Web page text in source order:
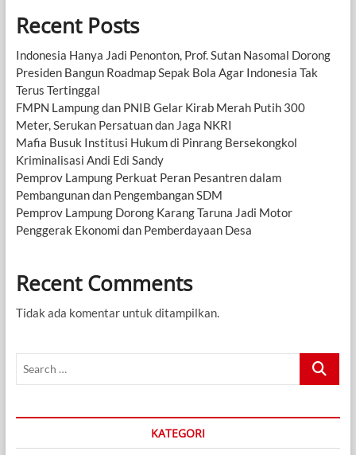
Recent Posts
Indonesia Hanya Jadi Penonton, Prof. Sutan Nasomal Dorong
Presiden Bangun Roadmap Sepak Bola Agar Indonesia Tak
Terus Tertinggal
FMPN Lampung dan PNIB Gelar Kirab Merah Putih 300
Meter, Serukan Persatuan dan Jaga NKRI
Mafia Busuk Institusi Hukum di Pinrang Bersekongkol
Kriminalisasi Andi Edi Sandy
Pemprov Lampung Perkuat Peran Pesantren dalam
Pembangunan dan Pengembangan SDM
Pemprov Lampung Dorong Karang Taruna Jadi Motor
Penggerak Ekonomi dan Pemberdayaan Desa
Recent Comments
Tidak ada komentar untuk ditampilkan.
Search
KATEGORI